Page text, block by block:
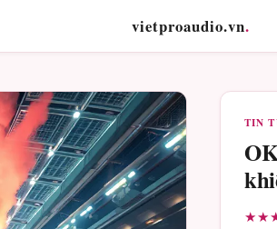
vietproaudio.vn.
TIN